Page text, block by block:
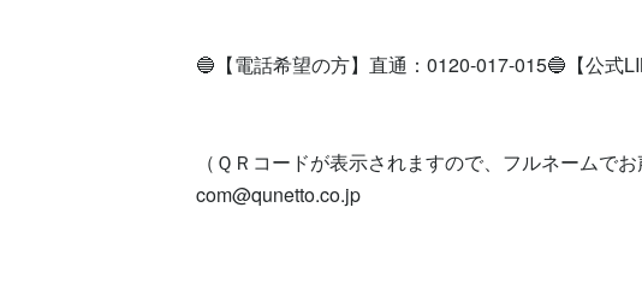
🔵【電話希望の方】直通：0120-017-015🔵【公式
（ＱＲコードが表示されますので、フルネームで
com@qunetto.co.jp